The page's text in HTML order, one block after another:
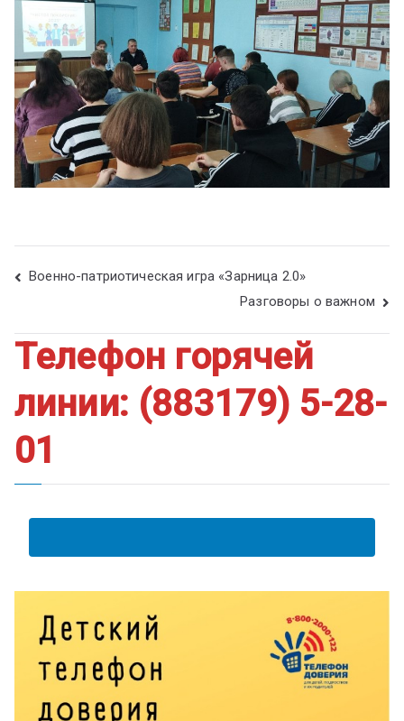
Военно-патриотическая игра «Зарница 2.0»
Разговоры о важном
Телефон горячей
линии: (883179) 5-28-
01